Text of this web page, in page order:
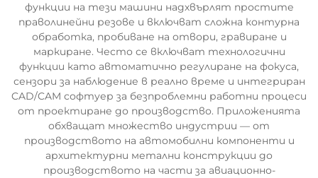
функции на тези машини надхвърлят простите
праволинейни резове и включват сложна контурна
обработка, пробиване на отвори, гравиране и
маркиране. Често се включват технологични
функции като автоматично регулиране на фокуса,
сензори за наблюдение в реално време и интегриран
CAD/CAM софтуер за безпроблемни работни процеси
от проектиране до производство. Приложенията
обхващат множество индустрии — от
производството на автомобилни компоненти и
архитектурни метални конструкции до
производството на части за авиационно-